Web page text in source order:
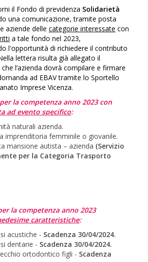
il Fondo di previdenza Solidarietà
una comunicazione, tramite posta
delle categorie interessate con
a tale fondo nel 2023,
di richiedere il contributo
lettera risulta già allegato il
l’azienda dovrà compilare e firmare
ad EBAV tramite lo Sportello
Imprese Vicenza.
la competenza anno 2023 con
ad evento specifico:
naturali azienda.
imprenditoria femminile o giovanile.
mansione autista – azienda (Servizio
per la Categoria Trasporto
la competenza anno 2023
caratteristiche:
acustiche - Scadenza 30/04/2024.
dentarie - Scadenza 30/04/2024.
ortodontico figli - Scadenza